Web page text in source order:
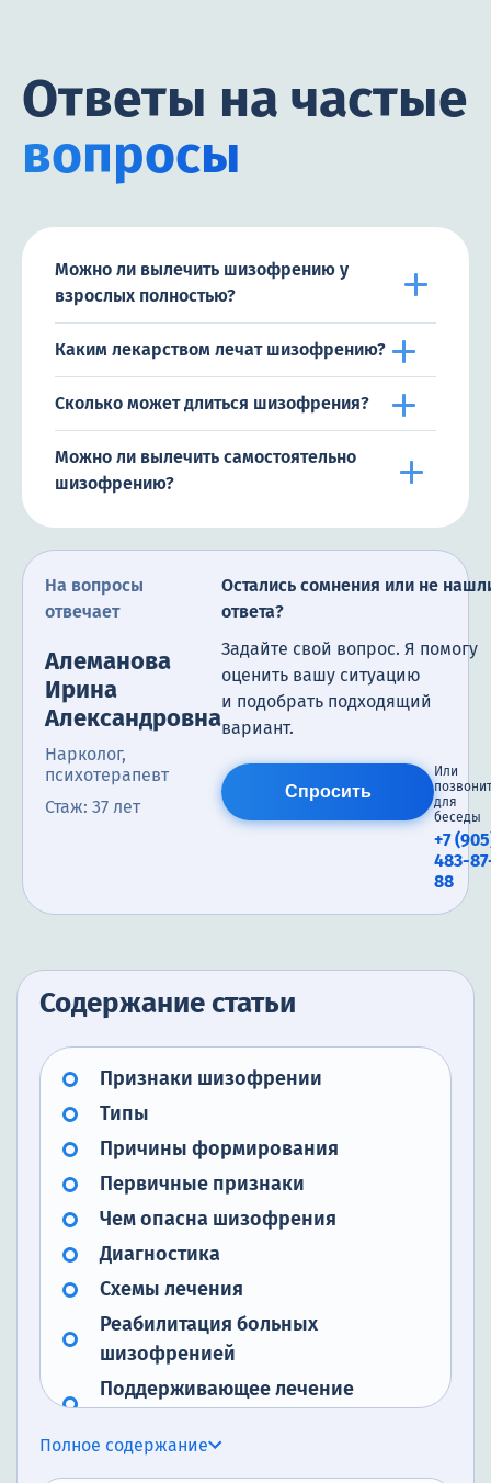
Ответы на частые
вопросы
Можно ли вылечить шизофрению у
взрослых полностью?
Каким лекарством лечат шизофрению?
Сколько может длиться шизофрения?
Можно ли вылечить самостоятельно
шизофрению?
На вопросы
отвечает
Алеманова
Ирина
Александровна
Нарколог,
психотерапевт
Стаж: 37 лет
Остались сомнения или не
ответа?
Задайте свой вопрос. Я помогу
оценить вашу ситуацию
и подобрать подходящий
вариант.
Спросить
Или
для
беседы
+7
483-
88
Содержание статьи
Признаки шизофрении
Типы
Причины формирования
Первичные признаки
Чем опасна шизофрения
Диагностика
Схемы лечения
Реабилитация больных
шизофренией
Поддерживающее лечение
Преимущества лечения у нас
Полное содержание